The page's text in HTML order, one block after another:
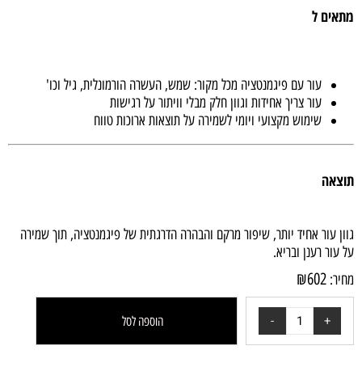
מתאים ל
עור עם פיגמנטציה מכל מקור: שמש, העשרה הורמונלית, גיל וכו'
עור צריך אחידות וגוון חלק מבלי וויתור על רגישות
שימוש מקצועי ויומי לשמירה על תוצאות ארוכות טווח
תוצאה
גוון עור אחיד יותר, שיפור מרקם והבהרה הדרגתית של פיגמנטציה, תוך שמירה
על עור רענן ובריא.
מחיר:
₪602
הוספה לסל